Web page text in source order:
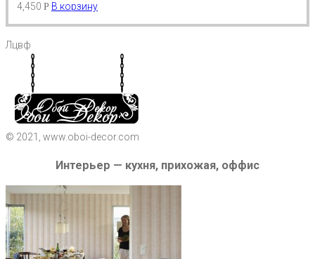
4,450 Р В корзину
Лцвф
© 2021, www.oboi-decor.com
Интерьер — кухня, прихожая, оффис